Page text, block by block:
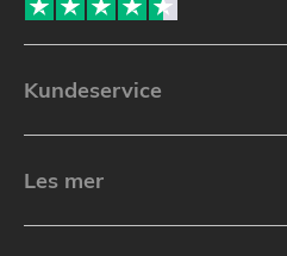
Kundeservice
Les mer